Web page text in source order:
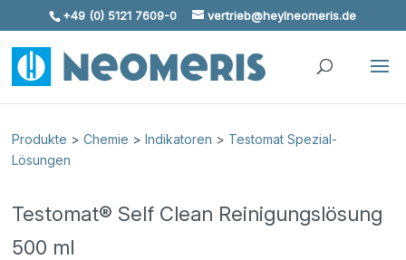
Skip To Content
+49 (0) 5121 7609-0 vertrieb@heylneomeris.de
Produkte >Chemie >Indikatoren > Testomat Spezial-
Lösungen
Testomat® Self Clean Reinigungslösung
500 ml